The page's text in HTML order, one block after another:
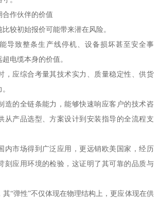
合作伙伴的价值
较初始报价可能带来潜在风险。
导致整条生产线停机、设备损坏甚至安全事
电缆本身的价值。
，应综合考量其技术实力、质量稳定性、供货
造的全链条能力，能够快速响应客户的技术咨
从产品选型、方案设计到安装指导的全流程支
内市场得到广泛应用，更远销欧美国家，经历
刻应用环境的检验，这证明了其可靠的品质与
“弹性”不仅体现在物理结构上，更应体现在供